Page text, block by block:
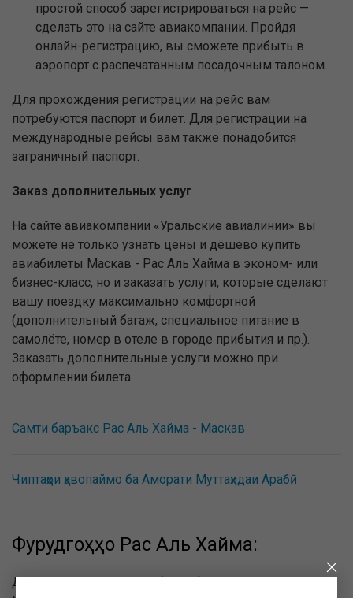
простой способ зарегистрироваться на рейс —
сделать это на сайте авиакомпании. Пройдя
онлайн-регистрацию, вы сможете прибыть в
аэропорт с распечатанным посадочным талоном.
Для прохождения регистрации на рейс вам
потребуются паспорт и билет. Для регистрации на
международные рейсы вам также понадобится
заграничный паспорт.
Заказ дополнительных услуг
На сайте авиакомпании «Уральские авиалинии» вы
можете не только узнать цены и дёшево купить
авиабилеты Маскав - Рас Аль Хайма в эконом- или
бизнес-класс, но и заказать услуги, которые сделают
вашу поездку максимально комфортной
(дополнительный багаж, специальное питание в
самолёте, номер в отеле в городе прибытия и пр.).
Заказать дополнительные услуги можно при
оформлении билета.
Самти баръакс Рас Аль Хайма - Маскав
Чиптаҳои ҳавопаймо ба Аморати Муттаҳидаи Арабӣ
Фурудгоҳҳо Рас Аль Хайма:
Дар поён маълумот дар бораи фурудгоҳҳои Рас Аль